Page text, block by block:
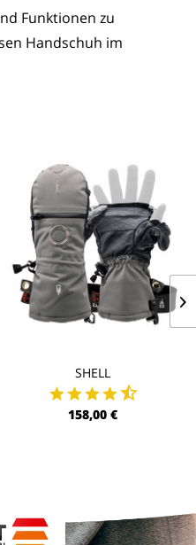
SHELL
158,00 €
Funktionen zu
Handschuh im